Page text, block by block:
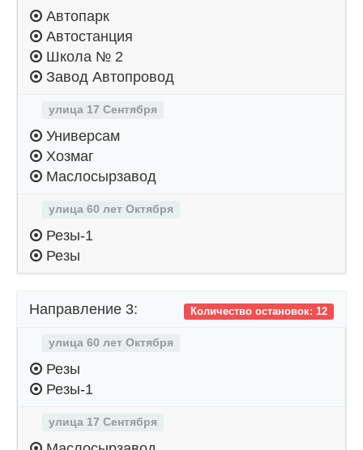
Автопарк
Автостанция
Школа № 2
Завод Автопровод
улица 17 Сентября
Универсам
Хозмаг
Маслосырзавод
улица 60 лет Октября
Резы-1
Резы
Количество остановок: 12
Направление 3:
улица 60 лет Октября
Резы
Резы-1
улица 17 Сентября